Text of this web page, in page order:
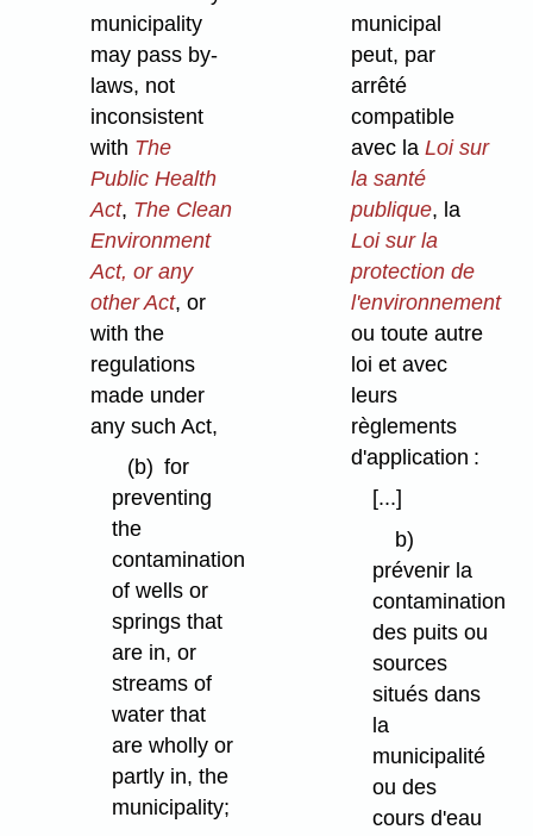
municipality
may pass by-
laws, not
inconsistent
with The
Public Health
Act, The Clean
Environment
Act, or any
other Act, or
with the
regulations
made under
any such Act,
(b) for
preventing
the
contamination
of wells or
springs that
are in, or
streams of
water that
are wholly or
partly in, the
municipality;
municipal
peut, par
arrêté
compatible
avec laLoi sur
la santé
publique, la
Loi sur la
protection de
l'environnement
ou toute autre
loi et avec
leurs
règlements
d'application :
[...]
b)
prévenir la
contamination
des puits ou
sources
situés dans
la
municipalité
ou des
cours d'eau